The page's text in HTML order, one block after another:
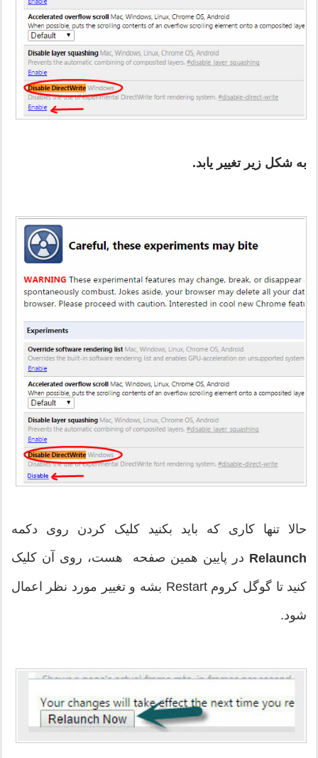
به شکل زیر تغییر یابد.
حالا تنها کاری که باید بکنید کلیک کردن روی دکمه
Relaunch در پایین همین صفحه هست، روی آن کلیک
کنید تا گوگل کروم Restart بشه و تغییر مورد نظر اعمال
شود.